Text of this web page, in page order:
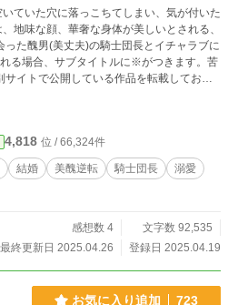
ていた穴に落っこちてしまい、気が付いた
地味な顔、華奢な身体が美しいとされる、
た醜男(美丈夫)の騎士団長とイチャラブに
イトで公開している作品を転載しており
キング2位になりました。ありがとうござ
4,818 位 / 66,324件
結婚 美醜逆転 騎士団長
溺愛
感想数 4
文字数 92,535
最終更新日 2025.04.26
登録日 2025.04.19
お気に入り追加 723